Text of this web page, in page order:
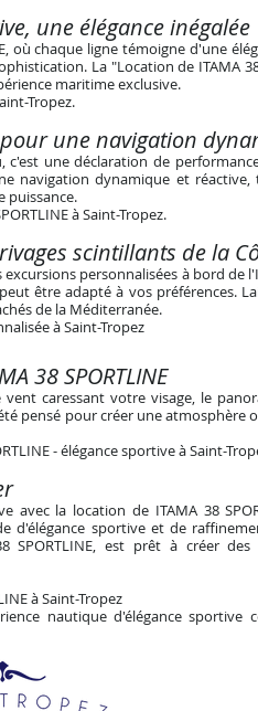
une élégance inégalée
où chaque ligne témoigne d'une
La "Location de ITAMA 38
maritime exclusive.
Tropez.
une navigation
c'est une déclaration de
navigation dynamique et réactive,
puissance.
à Saint-Tropez.
scintillants de la
personnalisées à bord de
être adapté à vos préférences.
de la Méditerranée.
à Saint-Tropez
38 SPORTLINE
vent caressant votre visage, le
pensé pour créer une atmosphère
- élégance sportive à Saint-
la location de ITAMA 38
sportive et de
est prêt à créer des
à Saint-Tropez
nautique d'élégance sportive